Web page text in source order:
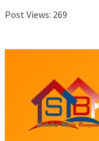
Post Views: 269